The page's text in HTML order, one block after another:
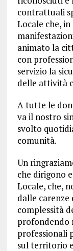
contrattuali
Locale che,
animato la
con
servizio la
delle attività
A tutte le
va il nostro
svolto
comunità.
Un
che dirigono
Locale, che,
dalle carenze
complessità
profondendo
professionali
sul territorio